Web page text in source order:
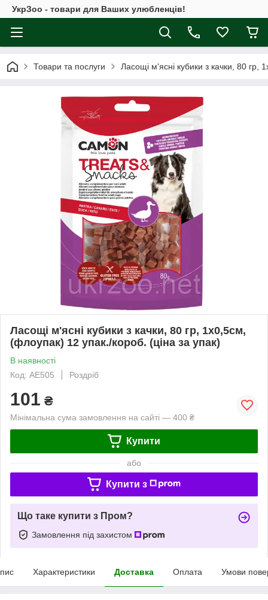
УкрЗоо - товари для Ваших улюбленців!
Товари та послуги Ласощі м'ясні кубики з качки, 80 гр,
Ласощі м'ясні кубики з качки, 80 гр, 1x0,5см,
(флоупак) 12 упак./короб. (ціна за упак)
В наявності
Код: AE505
Роздріб
101 ₴
Мінімальна сума замовлення на сайті — 400 ₴
Купити
або
Купити з
Що таке купити з Пром?
Замовлення під захистом
Характеристики Доставка Оплата Умови